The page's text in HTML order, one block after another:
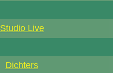
Studio Live
Dichters